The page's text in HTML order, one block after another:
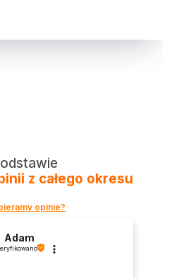
z całego okresu
opinie?
Adam